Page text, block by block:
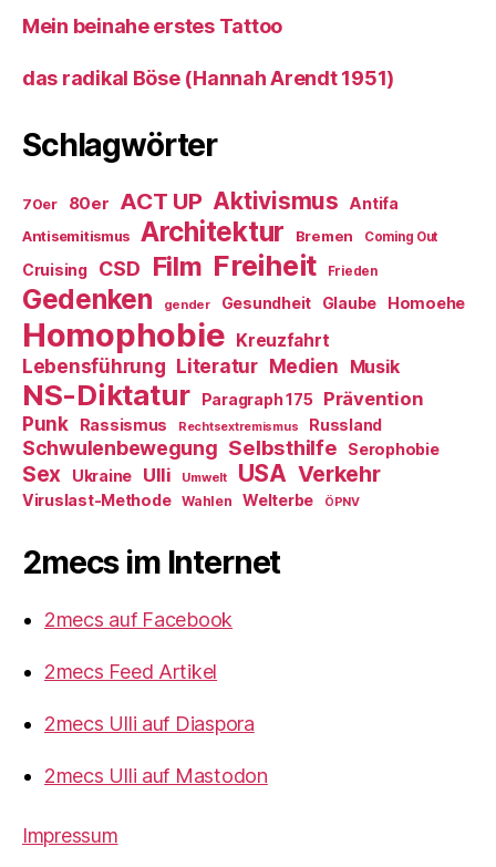
Mein beinahe erstes Tattoo
das radikal Böse (Hannah Arendt 1951)
Schlagwörter
70er 80er ACT UP Aktivismus Antifa
Antisemitismus Architektur Bremen Coming Out
Cruising CSD Film Freiheit Frieden
Gedenken gender Gesundheit Glaube Homoehe
Homophobie Kreuzfahrt
Lebensführung Literatur Medien Musik
NS-Diktatur Paragraph 175
Prävention
Punk
Rassismus Rechtsextremismus Russland
Schwulenbewegung Selbsthilfe Serophobie
Sex Ukraine Ulli Umwelt USA Verkehr
Viruslast-Methode Wahlen Welterbe ÖPNV
2mecs im Internet
2mecs auf Facebook
2mecs Feed Artikel
2mecs Ulli auf Diaspora
2mecs Ulli auf Mastodon
Impressum